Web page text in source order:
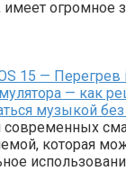
огромное
15 — Перегрев
— как
музыкой
современных
которая